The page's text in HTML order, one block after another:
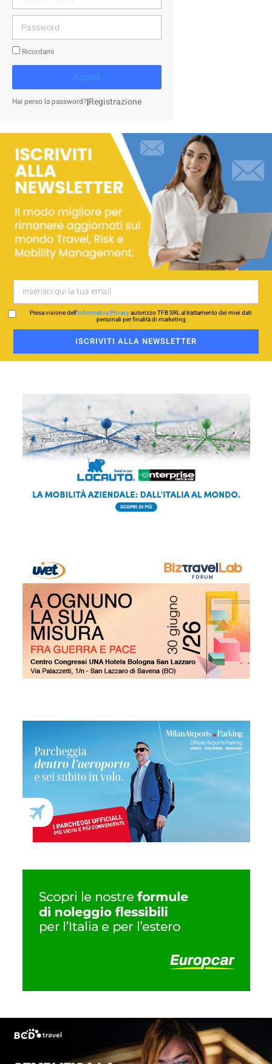
Ricordami
Accedi
Hai perso la password?|Registrazione
Presa visione dell’Informativa Privacyautorizzo TFB SRL al trattamento dei miei dati
personali per finalità di marketing
ISCRIVITI ALLA NEWSLETTER